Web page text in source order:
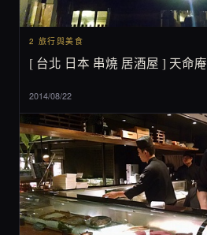
2 旅行與美食
[ 台北 日本 串燒 居酒屋 ] 天命庵
2014/08/22